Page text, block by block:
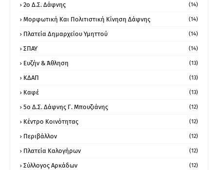
2ο Δ.Σ. Δάφνης (14)
Μορφωτική Και Πολιτιστική Κίνηση Δάφνης (14)
Πλατεία Δημαρχείου Υμηττού (14)
ΣΠΑΥ (14)
Ευζήν & Άθληση (13)
ΚΔΑΠ (13)
Καφέ (13)
5ο Δ.Σ. Δάφνης Γ. Μπουζιάνης (12)
Κέντρο Κοινότητας (12)
Περιβάλλον (12)
Πλατεία Καλογήρων (12)
Σύλλογος Αρκάδων (12)